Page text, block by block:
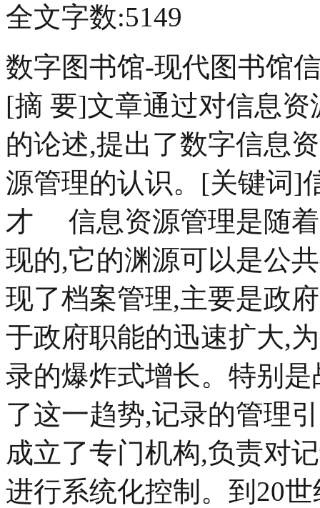
全文字数:5149
数字图书馆-现代图书馆
[摘 要]文章通过对信息
的论述,提出了数字信息
源管理的认识。[关键词]
才 信息资源管理是随着
现的,它的渊源可以是公
现了档案管理,主要是政
于政府职能的迅速扩大,
录的爆炸式增长。特别
了这一趋势,记录的管理
成立了专门机构,负责对
进行系统化控制。到20